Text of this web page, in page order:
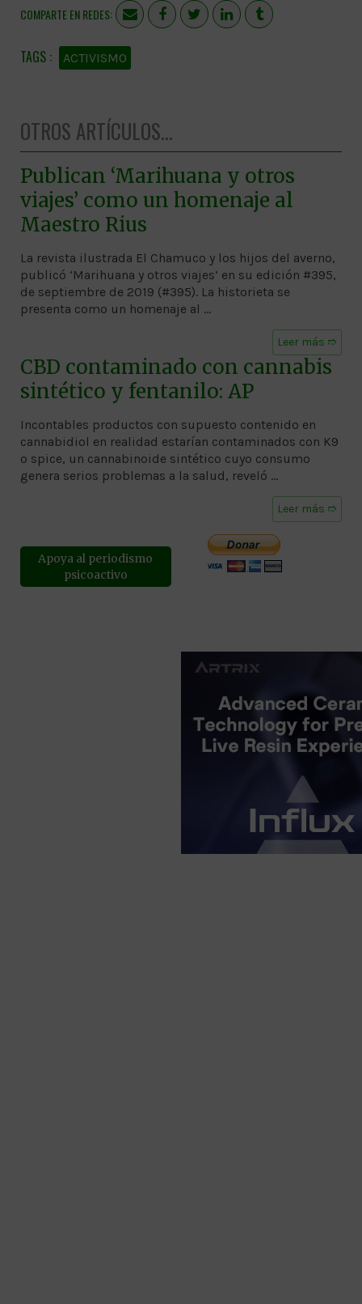
COMPARTE EN REDES:
ACTIVISMO
OTROS ARTÍCULOS...
Publican ‘Marihuana y otros
viajes’ como un homenaje al
Maestro Rius
La revista ilustrada El Chamuco y los hijos del averno,
publicó ‘Marihuana y otros viajes’ en su edición #395,
de septiembre de 2019 (#395). La historieta se
presenta como un homenaje al …
Leer más ➱
CBD contaminado con cannabis
sintético y fentanilo: AP
Incontables productos con supuesto contenido en
cannabidiol en realidad estarían contaminados con K9
o spice, un cannabinoide sintético cuyo consumo
genera serios problemas a la salud, reveló …
Leer más ➱
Apoya al periodismo
psicoactivo